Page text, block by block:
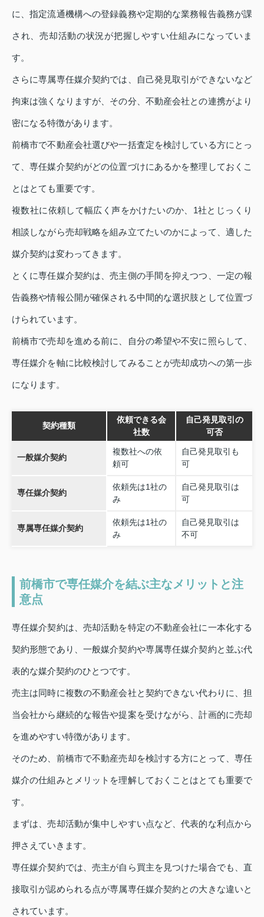
に、指定流通機構への登録義務や定期的な業務報告義務が課
され、売却活動の状況が把握しやすい仕組みになっていま
す。
さらに専属専任媒介契約では、自己発見取引ができないなど
拘束は強くなりますが、その分、不動産会社との連携がより
密になる特徴があります。
前橋市で不動産会社選びや一括査定を検討している方にとっ
て、専任媒介契約がどの位置づけにあるかを整理しておくこ
とはとても重要です。
複数社に依頼して幅広く声をかけたいのか、1社とじっくり
相談しながら売却戦略を組み立てたいのかによって、適した
媒介契約は変わってきます。
とくに専任媒介契約は、売主側の手間を抑えつつ、一定の報
告義務や情報公開が確保される中間的な選択肢として位置づ
けられています。
前橋市で売却を進める前に、自分の希望や不安に照らして、
専任媒介を軸に比較検討してみることが売却成功への第一歩
になります。
契約種類
依頼できる会
社数
自己発見取引の
可否
一般媒介契約
複数社への依
頼可
自己発見取引も
可
専任媒介契約
依頼先は1社の
み
自己発見取引は
可
専属専任媒介契約
依頼先は1社の
み
自己発見取引は
不可
前橋市で専任媒介を結ぶ主なメリットと注
意点
専任媒介契約は、売却活動を特定の不動産会社に一本化する
契約形態であり、一般媒介契約や専属専任媒介契約と並ぶ代
表的な媒介契約のひとつです。
売主は同時に複数の不動産会社と契約できない代わりに、担
当会社から継続的な報告や提案を受けながら、計画的に売却
を進めやすい特徴があります。
そのため、前橋市で不動産売却を検討する方にとって、専任
媒介の仕組みとメリットを理解しておくことはとても重要で
す。
まずは、売却活動が集中しやすい点など、代表的な利点から
押さえていきます。
専任媒介契約では、売主が自ら買主を見つけた場合でも、直
接取引が認められる点が専属専任媒介契約との大きな違いと
されています。